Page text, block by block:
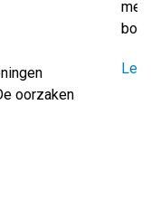
oorzaken